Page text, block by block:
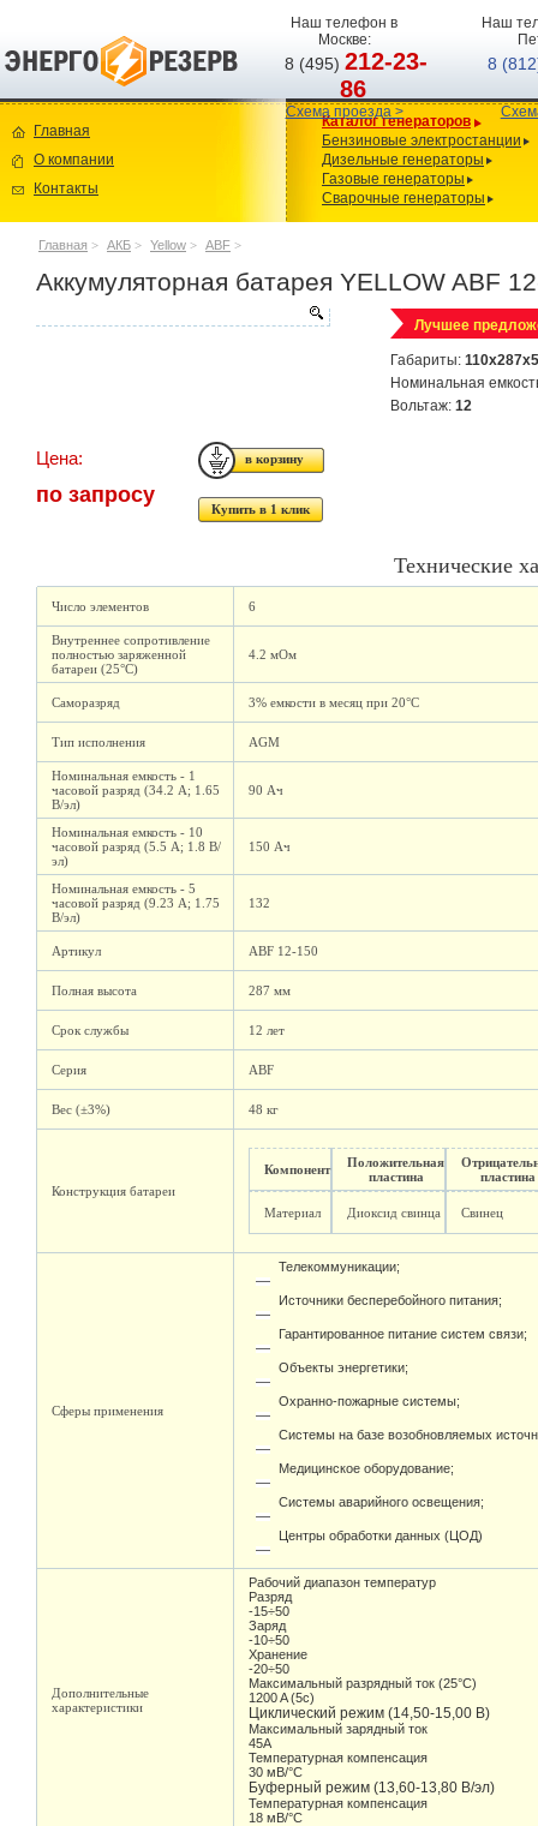
Наш телефон в
Москве:
8 (495)212-23-
86
Схема проезда >
Наш
8
Главная
О компании
Контакты
Каталог генераторов
Бензиновые электростанции
Дизельные генераторы
Газовые генераторы
Сварочные генераторы
Главная > АКБ > Yellow > ABF >
Аккумуляторная батарея YELLOW ABF
Лучшее
Габариты:
Номинальная
Вольтаж: 12
Цена:
по запросу
Купить в 1 клик
Технические
Число элементов 6
Внутреннее сопротивление
полностью заряженной
батареи (25°C)
4.2 мОм
Саморазряд 3% емкости в месяц при 20°C
Тип исполнения AGM
Номинальная емкость - 1
часовой разряд (34.2 А; 1.65
В/эл)
90 Ач
Номинальная емкость - 10
часовой разряд (5.5 А; 1.8 В/
эл)
150 Ач
Номинальная емкость - 5
часовой разряд (9.23 А; 1.75
В/эл)
132
Артикул ABF 12-150
Полная высота 287 мм
Срок службы 12 лет
Серия ABF
Вес (±3%) 48 кг
Конструкция батареи
Компонент
Положительная
пластина
пластина
Материал Диоксид свинца Свинец
Сферы применения
Телекоммуникации;
Источники бесперебойного питания;
Гарантированное питание систем связи;
Объекты энергетики;
Охранно-пожарные системы;
Системы на базе возобновляемых
Медицинское оборудование;
Системы аварийного освещения;
Центры обработки данных (ЦОД)
Дополнительные
характеристики
Рабочий диапазон температур
Разряд
-15÷50
Заряд
-10÷50
Хранение
-20÷50
Максимальный разрядный ток (25°С)
1200 A (5c)
Циклический режим (14,50-15,00 В)
Максимальный зарядный ток
45A
Температурная компенсация
30 мВ/°С
Буферный режим (13,60-13,80 В/эл)
Температурная компенсация
18 мВ/°С